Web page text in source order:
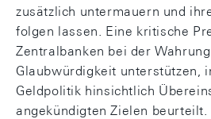
zusätzlich untermauern und
folgen lassen. Eine kritische
Zentralbanken bei der
Glaubwürdigkeit unterstützen,
Geldpolitik hinsichtlich
angekündigten Zielen beurteilt.